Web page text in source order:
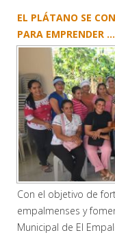
EL PLÁTANO SE
PARA EMPRENDER ...
Con el objetivo de
empalmenses y
Municipal de El